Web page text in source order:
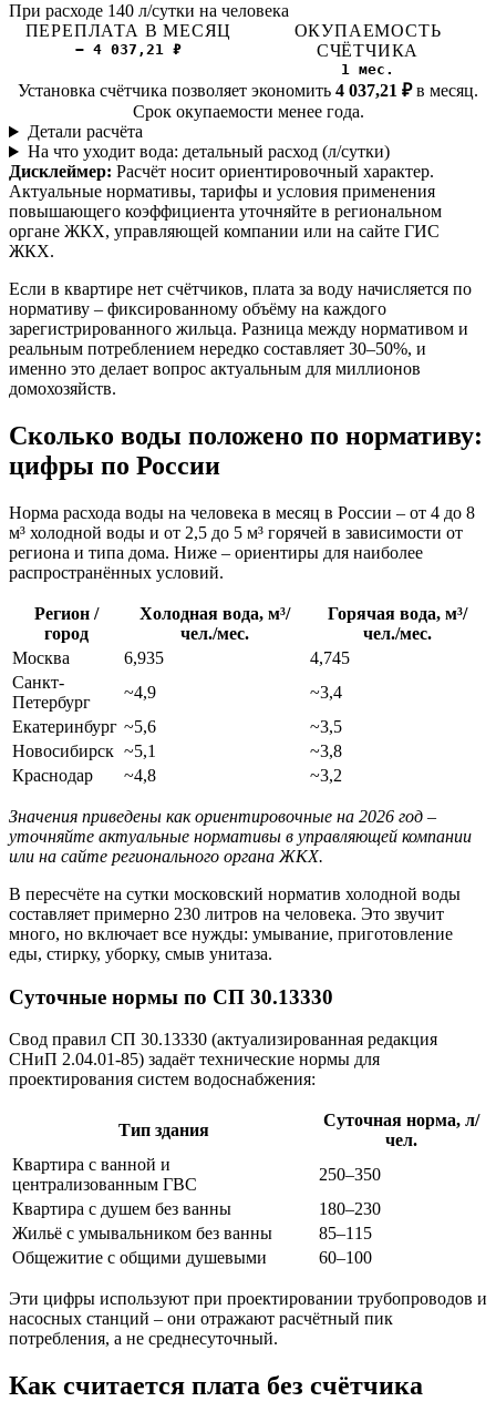
При расходе 140 л/сутки на человека
ПЕРЕПЛАТА В МЕСЯЦ
− 4 037,21 ₽
ОКУПАЕМОСТЬ
СЧЁТЧИКА
1 мес.
Установка счётчика позволяет экономить 4 037,21 ₽в месяц.
Срок окупаемости менее года.
Детали расчёта
На что уходит вода: детальный расход (л/сутки)
Дисклеймер: Расчёт носит ориентировочный характер.
Актуальные нормативы, тарифы и условия применения
повышающего коэффициента уточняйте в региональном
органе ЖКХ, управляющей компании или на сайте ГИС
ЖКХ.
Если в квартире нет счётчиков, плата за воду начисляется по
нормативу – фиксированному объёму на каждого
зарегистрированного жильца. Разница между нормативом и
реальным потреблением нередко составляет 30–50%, и
именно это делает вопрос актуальным для миллионов
домохозяйств.
Сколько воды положено по нормативу:
цифры по России
Норма расхода воды на человека в месяц в России – от 4 до 8
м³ холодной воды и от 2,5 до 5 м³ горячей в зависимости от
региона и типа дома. Ниже – ориентиры для наиболее
распространённых условий.
Регион /
город
Холодная вода, м³/
чел./мес.
Горячая вода, м³/
чел./мес.
Москва
6,935
4,745
Санкт-
Петербург
~4,9
~3,4
Екатеринбург ~5,6
~3,5
Новосибирск ~5,1
~3,8
Краснодар
~4,8 ~3,2
Значения приведены как ориентировочные на 2026 год –
уточняйте актуальные нормативы в управляющей компании
или на сайте регионального органа ЖКХ.
В пересчёте на сутки московский норматив холодной воды
составляет примерно 230 литров на человека. Это звучит
много, но включает все нужды: умывание, приготовление
еды, стирку, уборку, смыв унитаза.
Суточные нормы по СП 30.13330
Свод правил СП 30.13330 (актуализированная редакция
СНиП 2.04.01-85) задаёт технические нормы для
проектирования систем водоснабжения:
Тип здания
Суточная норма, л/
чел.
Квартира с ванной и
централизованным ГВС
250–350
Квартира с душем без ванны
180–230
Жильё с умывальником без ванны
85–115
Общежитие с общими душевыми
60–100
Эти цифры используют при проектировании трубопроводов и
насосных станций – они отражают расчётный пик
потребления, а не среднесуточный.
Как считается плата без счётчика